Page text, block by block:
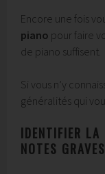
Encore une fois
piano pour faire
de piano suffisent.
Si vous n’y
généralités qui
IDENTIFIER LA
NOTES